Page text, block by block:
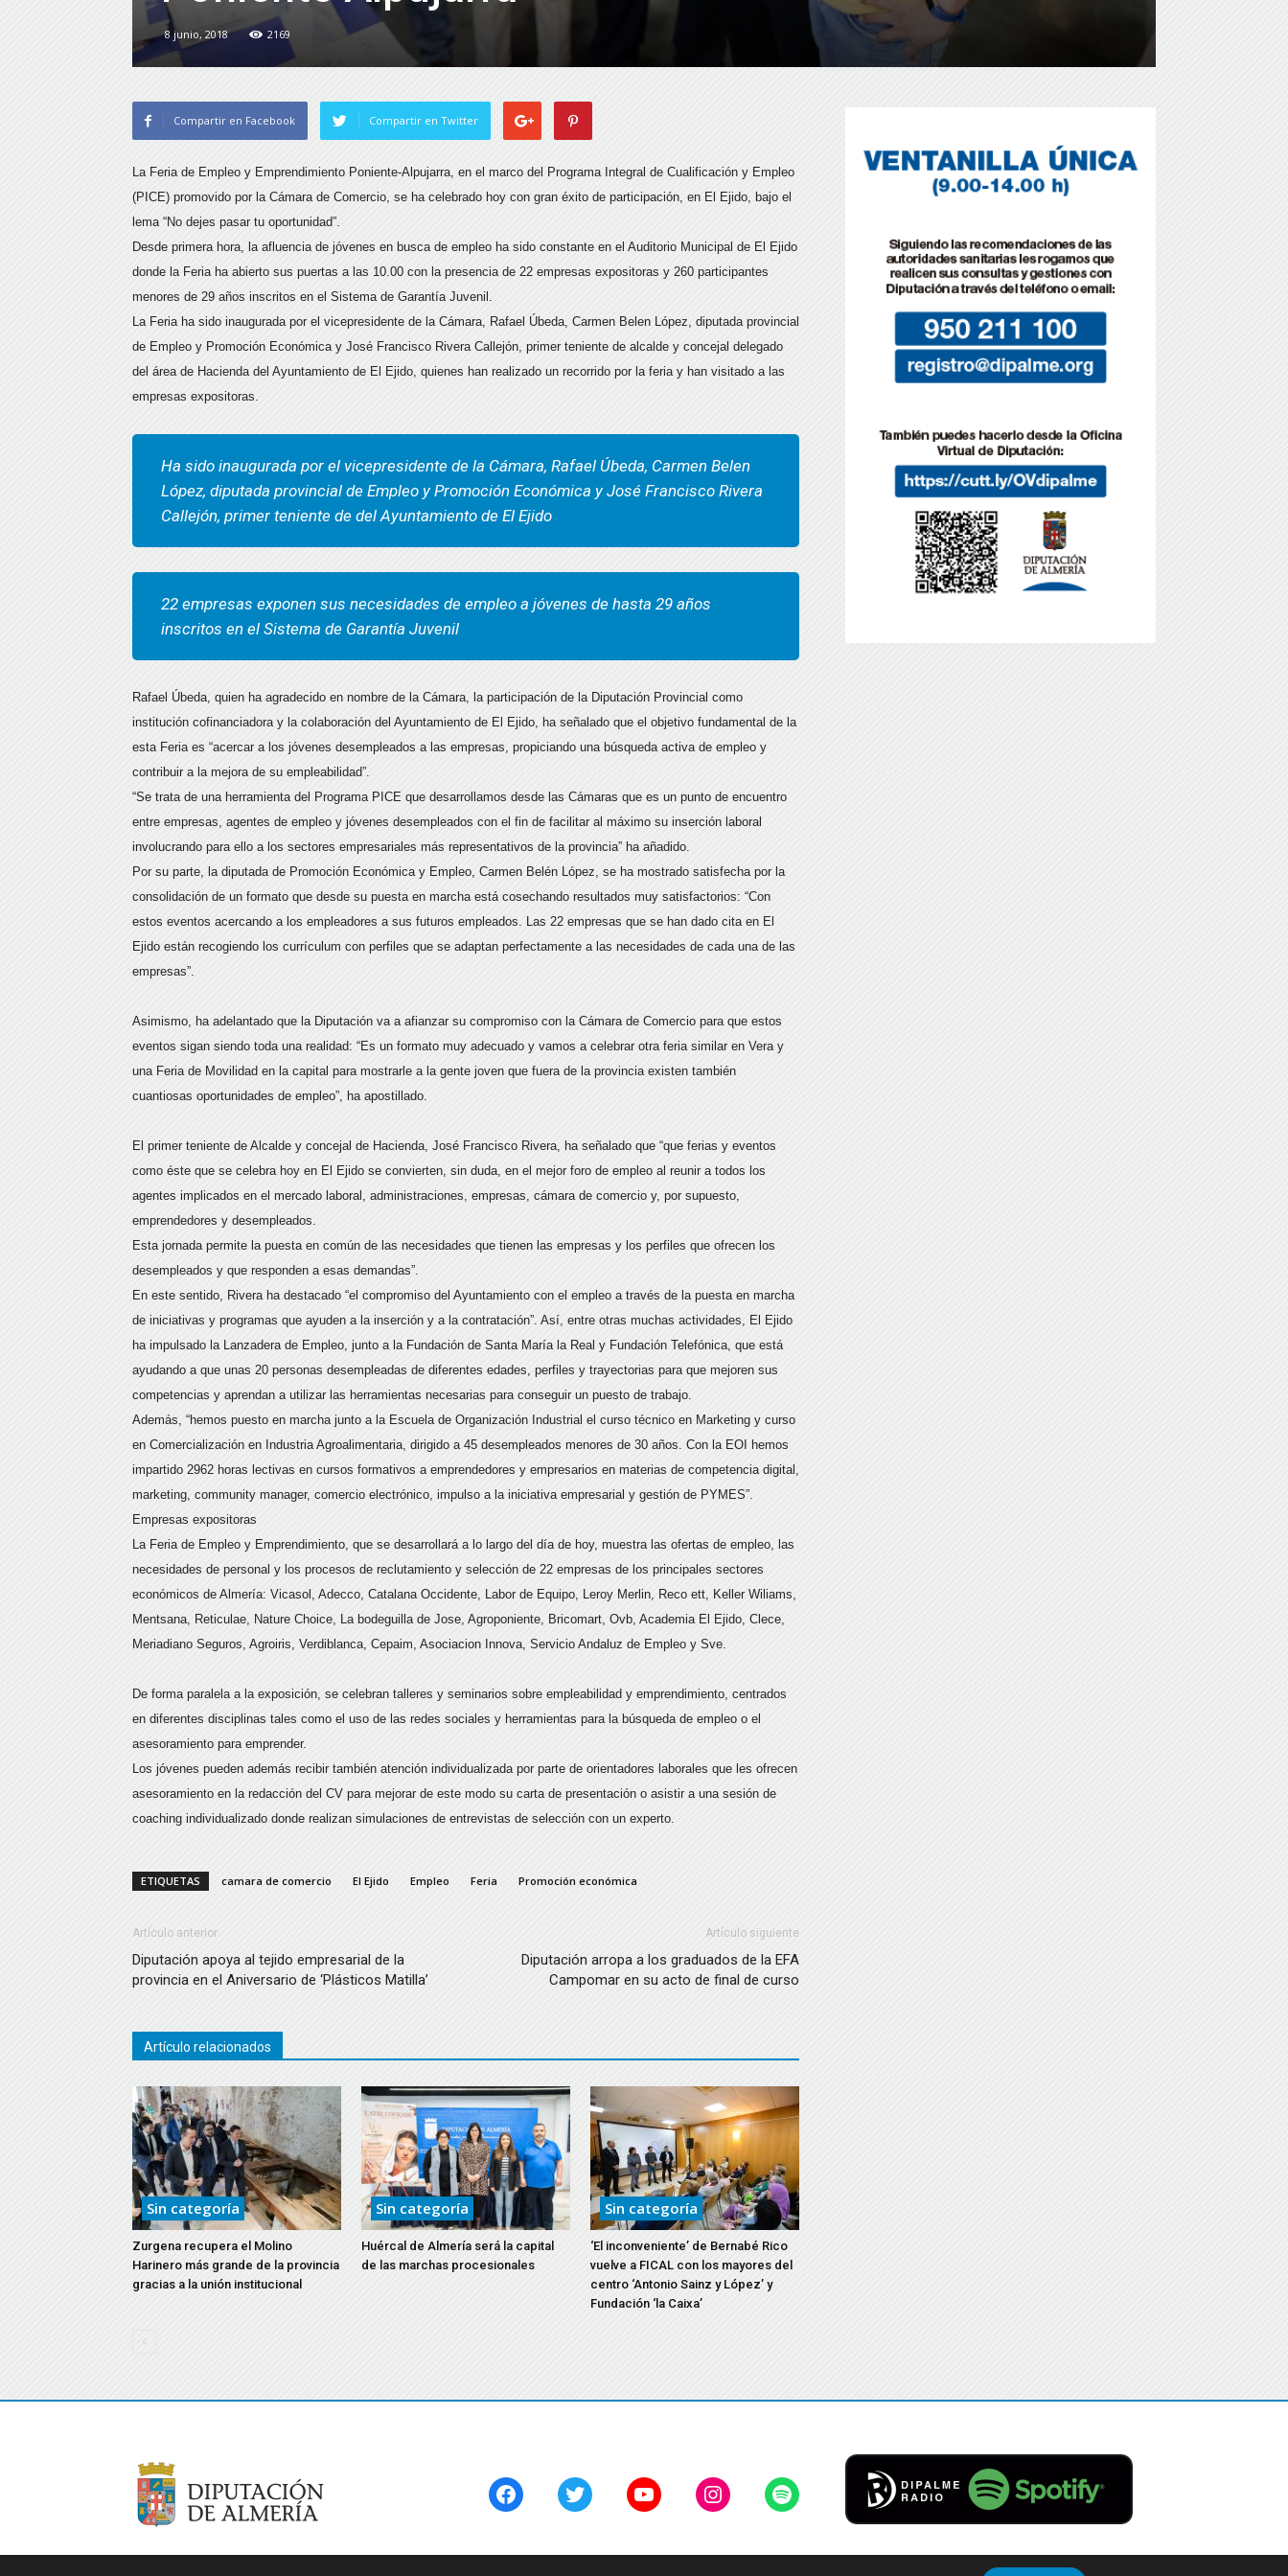
8 junio, 2018 2169
Compartir en Facebook Compartir en Twitter
La Feria de Empleo y Emprendimiento Poniente-Alpujarra, en el marco del Programa Integral de Cualificación y Empleo
(PICE) promovido por la Cámara de Comercio, se ha celebrado hoy con gran éxito de participación, en El Ejido, bajo el
lema “No dejes pasar tu oportunidad”.
Desde primera hora, la afluencia de jóvenes en busca de empleo ha sido constante en el Auditorio Municipal de El Ejido
donde la Feria ha abierto sus puertas a las 10.00 con la presencia de 22 empresas expositoras y 260 participantes
menores de 29 años inscritos en el Sistema de Garantía Juvenil.
La Feria ha sido inaugurada por el vicepresidente de la Cámara, Rafael Úbeda, Carmen Belen López, diputada provincial
de Empleo y Promoción Económica y José Francisco Rivera Callejón, primer teniente de alcalde y concejal delegado
del área de Hacienda del Ayuntamiento de El Ejido, quienes han realizado un recorrido por la feria y han visitado a las
empresas expositoras.
Ha sido inaugurada por el vicepresidente de la Cámara, Rafael Úbeda, Carmen Belen
López, diputada provincial de Empleo y Promoción Económica y José Francisco Rivera
Callejón, primer teniente de del Ayuntamiento de El Ejido
22 empresas exponen sus necesidades de empleo a jóvenes de hasta 29 años
inscritos en el Sistema de Garantía Juvenil
Rafael Úbeda, quien ha agradecido en nombre de la Cámara, la participación de la Diputación Provincial como
institución cofinanciadora y la colaboración del Ayuntamiento de El Ejido, ha señalado que el objetivo fundamental de la
esta Feria es “acercar a los jóvenes desempleados a las empresas, propiciando una búsqueda activa de empleo y
contribuir a la mejora de su empleabilidad”.
“Se trata de una herramienta del Programa PICE que desarrollamos desde las Cámaras que es un punto de encuentro
entre empresas, agentes de empleo y jóvenes desempleados con el fin de facilitar al máximo su inserción laboral
involucrando para ello a los sectores empresariales más representativos de la provincia” ha añadido.
Por su parte, la diputada de Promoción Económica y Empleo, Carmen Belén López, se ha mostrado satisfecha por la
consolidación de un formato que desde su puesta en marcha está cosechando resultados muy satisfactorios: “Con
estos eventos acercando a los empleadores a sus futuros empleados. Las 22 empresas que se han dado cita en El
Ejido están recogiendo los currículum con perfiles que se adaptan perfectamente a las necesidades de cada una de las
empresas”.
Asimismo, ha adelantado que la Diputación va a afianzar su compromiso con la Cámara de Comercio para que estos
eventos sigan siendo toda una realidad: “Es un formato muy adecuado y vamos a celebrar otra feria similar en Vera y
una Feria de Movilidad en la capital para mostrarle a la gente joven que fuera de la provincia existen también
cuantiosas oportunidades de empleo”, ha apostillado.
El primer teniente de Alcalde y concejal de Hacienda, José Francisco Rivera, ha señalado que “que ferias y eventos
como éste que se celebra hoy en El Ejido se convierten, sin duda, en el mejor foro de empleo al reunir a todos los
agentes implicados en el mercado laboral, administraciones, empresas, cámara de comercio y, por supuesto,
emprendedores y desempleados.
Esta jornada permite la puesta en común de las necesidades que tienen las empresas y los perfiles que ofrecen los
desempleados y que responden a esas demandas”.
En este sentido, Rivera ha destacado “el compromiso del Ayuntamiento con el empleo a través de la puesta en marcha
de iniciativas y programas que ayuden a la inserción y a la contratación”. Así, entre otras muchas actividades, El Ejido
ha impulsado la Lanzadera de Empleo, junto a la Fundación de Santa María la Real y Fundación Telefónica, que está
ayudando a que unas 20 personas desempleadas de diferentes edades, perfiles y trayectorias para que mejoren sus
competencias y aprendan a utilizar las herramientas necesarias para conseguir un puesto de trabajo.
Además, “hemos puesto en marcha junto a la Escuela de Organización Industrial el curso técnico en Marketing y curso
en Comercialización en Industria Agroalimentaria, dirigido a 45 desempleados menores de 30 años. Con la EOI hemos
impartido 2962 horas lectivas en cursos formativos a emprendedores y empresarios en materias de competencia digital,
marketing, community manager, comercio electrónico, impulso a la iniciativa empresarial y gestión de PYMES”.
Empresas expositoras
La Feria de Empleo y Emprendimiento, que se desarrollará a lo largo del día de hoy, muestra las ofertas de empleo, las
necesidades de personal y los procesos de reclutamiento y selección de 22 empresas de los principales sectores
económicos de Almería: Vicasol, Adecco, Catalana Occidente, Labor de Equipo, Leroy Merlin, Reco ett, Keller Wiliams,
Mentsana, Reticulae, Nature Choice, La bodeguilla de Jose, Agroponiente, Bricomart, Ovb, Academia El Ejido, Clece,
Meriadiano Seguros, Agroiris, Verdiblanca, Cepaim, Asociacion Innova, Servicio Andaluz de Empleo y Sve.
De forma paralela a la exposición, se celebran talleres y seminarios sobre empleabilidad y emprendimiento, centrados
en diferentes disciplinas tales como el uso de las redes sociales y herramientas para la búsqueda de empleo o el
asesoramiento para emprender.
Los jóvenes pueden además recibir también atención individualizada por parte de orientadores laborales que les ofrecen
asesoramiento en la redacción del CV para mejorar de este modo su carta de presentación o asistir a una sesión de
coaching individualizado donde realizan simulaciones de entrevistas de selección con un experto.
ETIQUETAS camara de comercio El Ejido Empleo Feria Promoción económica
Artículo anterior
Diputación apoya al tejido empresarial de la
provincia en el Aniversario de ‘Plásticos Matilla’
Artículo siguiente
Diputación arropa a los graduados de la EFA
Campomar en su acto de final de curso
Artículo relacionados
Sin categoría
Zurgena recupera el Molino
Harinero más grande de la provincia
gracias a la unión institucional
Sin categoría
Huércal de Almería será la capital
de las marchas procesionales
Sin categoría
‘El inconveniente’ de Bernabé Rico
vuelve a FICAL con los mayores del
centro ‘Antonio Sainz y López’ y
Fundación ‘la Caixa’
FacebookTwitterYouTubeInstagramSpotify